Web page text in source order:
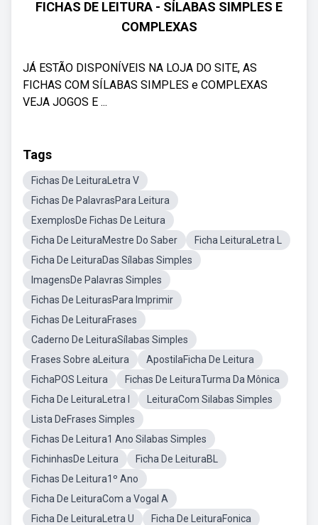
FICHAS DE LEITURA - SÍLABAS SIMPLES E
COMPLEXAS
JÁ ESTÃO DISPONÍVEIS NA LOJA DO SITE, AS
FICHAS COM SÍLABAS SIMPLES e COMPLEXAS
VEJA JOGOS E ...
Tags
Fichas De LeituraLetra V
Fichas De PalavrasPara Leitura
ExemplosDe Fichas De Leitura
Ficha De LeituraMestre Do Saber
Ficha LeituraLetra L
Ficha De LeituraDas Sílabas Simples
ImagensDe Palavras Simples
Fichas De LeiturasPara Imprimir
Fichas De LeituraFrases
Caderno De LeituraSílabas Simples
Frases Sobre aLeitura
ApostilaFicha De Leitura
FichaPOS Leitura
Fichas De LeituraTurma Da Mônica
Ficha De LeituraLetra I
LeituraCom Silabas Simples
Lista DeFrases Simples
Fichas De Leitura1 Ano Silabas Simples
FichinhasDe Leitura
Ficha De LeituraBL
Fichas De Leitura1º Ano
Ficha De LeituraCom a Vogal A
Ficha De LeituraLetra U
Ficha De LeituraFonica